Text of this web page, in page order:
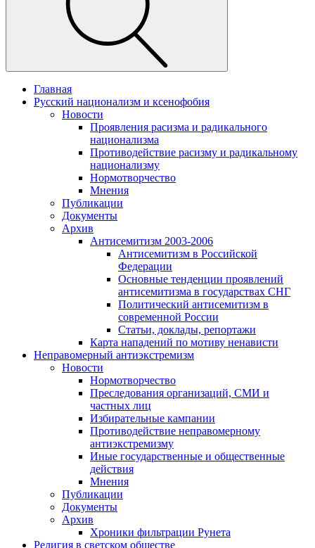
Главная
Русский национализм и ксенофобия
Новости
Проявления расизма и радикального
национализма
Противодействие расизму и радикальному
национализму
Нормотворчество
Мнения
Публикации
Документы
Архив
Антисемитизм 2003-2006
Антисемитизм в Российской
Федерации
Основные тенденции проявлений
антисемитизма в государствах СНГ
Политический антисемитизм в
современной России
Статьи, доклады, репортажи
Карта нападений по мотиву ненависти
Неправомерный антиэкстремизм
Новости
Нормотворчество
Преследования организаций, СМИ и
частных лиц
Избирательные кампании
Противодействие неправомерному
антиэкстремизму
Иные государственные и общественные
действия
Мнения
Публикации
Документы
Архив
Хроники фильтрации Рунета
Религия в светском обществе